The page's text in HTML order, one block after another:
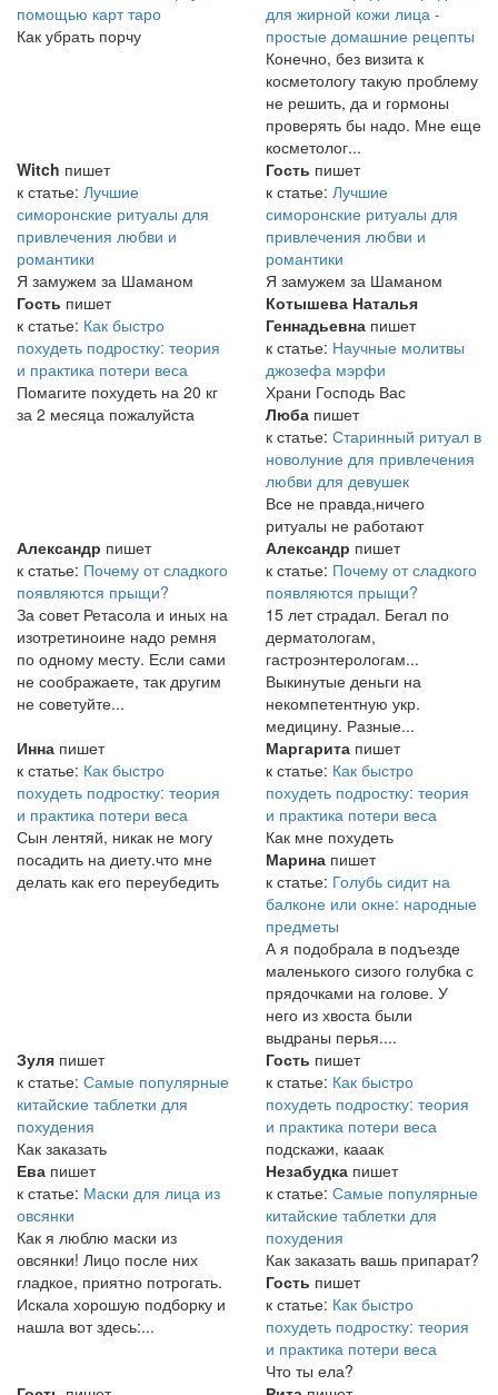
помощью карт таро
Как убрать порчу
для жирной кожи лица -
простые домашние рецепты
Конечно, без визита к
косметологу такую проблему
не решить, да и гормоны
проверять бы надо. Мне еще
косметолог...
Witch пишет
к статье: Лучшие
симоронские ритуалы для
привлечения любви и
романтики
Я замужем за Шаманом
Гость пишет
к статье: Лучшие
симоронские ритуалы для
привлечения любви и
романтики
Я замужем за Шаманом
Гость пишет
к статье: Как быстро
похудеть подростку: теория
и практика потери веса
Помагите похудеть на 20 кг
за 2 месяца пожалуйста
Котышева Наталья
Геннадьевна пишет
к статье: Научные молитвы
джозефа мэрфи
Храни Господь Вас
Люба пишет
к статье: Старинный ритуал в
новолуние для привлечения
любви для девушек
Все не правда,ничего
ритуалы не работают
Александр пишет
к статье: Почему от сладкого
появляются прыщи?
За совет Ретасола и иных на
изотретиноине надо ремня
по одному месту. Если сами
не соображаете, так другим
не советуйте...
Александр пишет
к статье: Почему от сладкого
появляются прыщи?
15 лет страдал. Бегал по
дерматологам,
гастроэнтерологам...
Выкинутые деньги на
некомпетентную укр.
медицину. Разные...
Инна пишет
к статье: Как быстро
похудеть подростку: теория
и практика потери веса
Сын лентяй, никак не могу
посадить на диету.что мне
делать как его переубедить
Маргарита пишет
к статье: Как быстро
похудеть подростку: теория
и практика потери веса
Как мне похудеть
Марина пишет
к статье: Голубь сидит на
балконе или окне: народные
предметы
А я подобрала в подъезде
маленького сизого голубка с
прядочками на голове. У
него из хвоста были
выдраны перья....
Зуля пишет
к статье: Самые популярные
китайские таблетки для
похудения
Как заказать
Гость пишет
к статье: Как быстро
похудеть подростку: теория
и практика потери веса
подскажи, кааак
Ева пишет
к статье: Маски для лица из
овсянки
Как я люблю маски из
овсянки! Лицо после них
гладкое, приятно потрогать.
Искала хорошую подборку и
нашла вот здесь:...
Незабудка пишет
к статье: Самые популярные
китайские таблетки для
похудения
Как заказать вашь припарат?
Гость пишет
к статье: Как быстро
похудеть подростку: теория
и практика потери веса
Что ты ела?